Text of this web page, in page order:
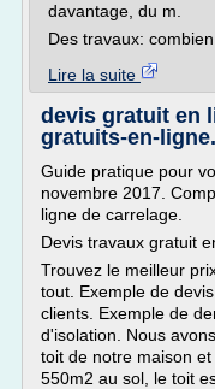
davantage, du m.
Des travaux: combien
Lire la suite
devis gratuit en
gratuits-en-
Guide pratique pour
novembre 2017.
ligne de carrelage.
Devis travaux gratuit
Trouvez le meilleur
tout. Exemple de
clients. Exemple de
d'isolation. Nous
toit de notre maison
550m2 au sol, le toit